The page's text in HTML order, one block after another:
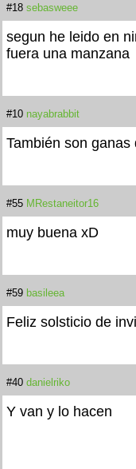
#18 sebasweee
segun he leido en
fuera una manzana
#10 nayabrabbit
También son
#55 MRestaneitor16
muy buena xD
#59 basileea
Feliz solsticio de
#40 danielriko
Y van y lo hacen